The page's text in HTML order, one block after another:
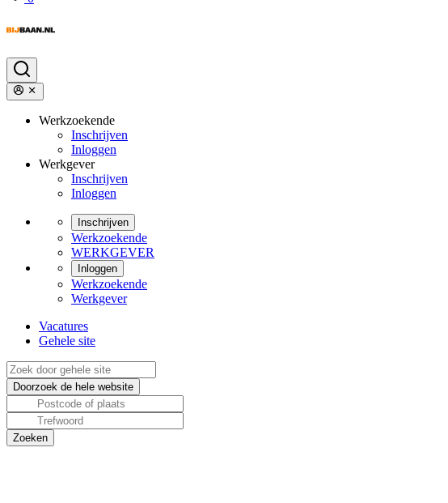
Werkzoekende
Inschrijven
Inloggen
Werkgever
Inschrijven
Inloggen
Inschrijven
Werkzoekende
WERKGEVER
Inloggen
Werkzoekende
Werkgever
Vacatures
Gehele site